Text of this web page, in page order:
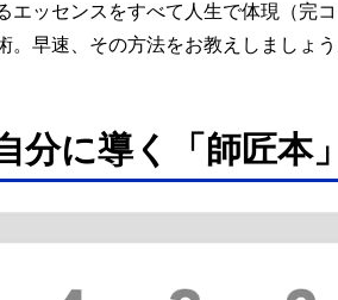
エッセンスをすべて人生で体現（完
。早速、その方法をお教えしましょう
分に導く「師匠本